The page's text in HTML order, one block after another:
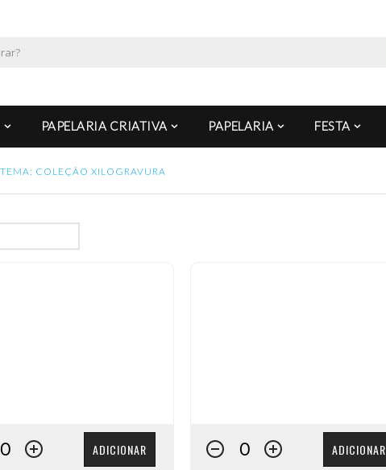
PAPELARIA CRIATIVA PAPELARIA FESTA
TEMA: COLEÇÃO XILOGRAVURA
ADICIONAR ADICIONAR